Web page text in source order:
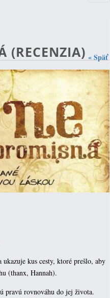
« Späť
(RECENZIA)
kus cesty, ktoré prešlo, aby
(thanx, Hannah).
pravú rovnováhu do jej života.